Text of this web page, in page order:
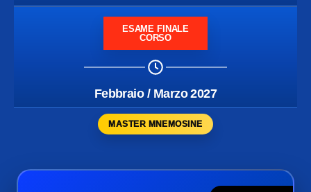
ESAME FINALE
CORSO
Febbraio / Marzo 2027
MASTER MNEMOSINE